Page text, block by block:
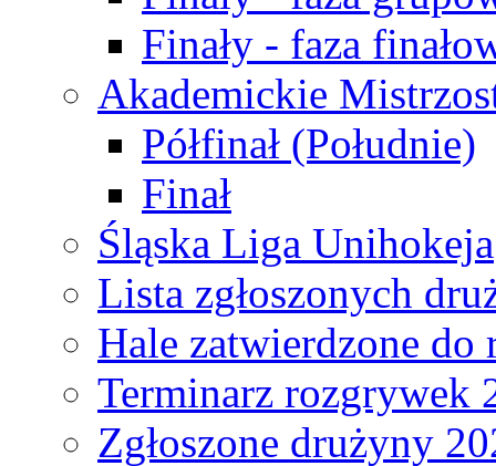
Finały - faza
Akademickie
Półfinał (Południe)
Finał
Śląska Liga Unihokeja
Lista zgłoszonych
Hale zatwierdzone do
Terminarz rozgrywek
Zgłoszone drużyny